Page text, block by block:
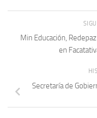
Min Educación,
en
Secretaría de